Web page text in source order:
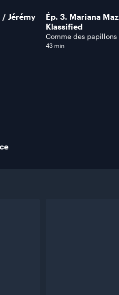
/ Jérémy
Ép. 3. Mariana
Klassified
Comme des papillons
43 min